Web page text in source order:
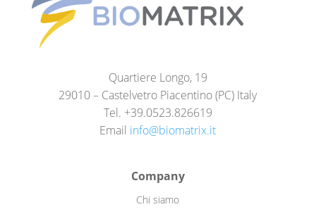
Quartiere Longo, 19
29010 – Castelvetro Piacentino (PC) Italy
Tel. +39.0523.826619
Email info@biomatrix.it
Company
Chi siamo